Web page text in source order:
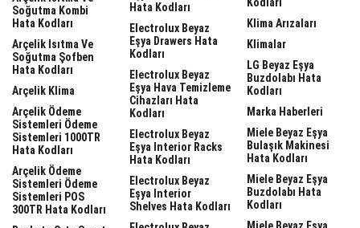
Soğutma Kombi
Hata Kodları
Arçelik Isıtma Ve
Soğutma Şofben
Hata Kodları
Arçelik Klima
Arçelik Ödeme
Sistemleri Ödeme
Sistemleri 1000TR
Hata Kodları
Arçelik Ödeme
Sistemleri Ödeme
Sistemleri POS
300TR Hata Kodları
Hata Kodları
Electrolux Beyaz
Eşya Drawers Hata
Kodları
Electrolux Beyaz
Eşya Hava Temizleme
Cihazları Hata
Kodları
Electrolux Beyaz
Eşya Interior Racks
Hata Kodları
Electrolux Beyaz
Eşya Interior
Shelves Hata Kodları
Kodları
Klima Arızaları
Klimalar
LG Beyaz Eşya
Buzdolabı Hata
Kodları
Marka Haberleri
Miele Beyaz Eşya
Bulaşık Makinesi
Hata Kodları
Miele Beyaz Eşya
Buzdolabı Hata
Kodları